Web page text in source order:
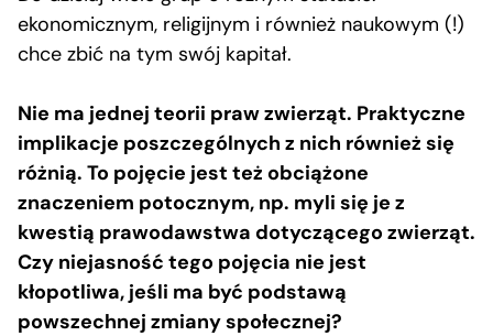
ekonomicznym, religijnym i również naukowym (!)
chce zbić na tym swój kapitał.
Nie ma jednej teorii praw zwierząt. Praktyczne
implikacje poszczególnych z nich również się
różnią. To pojęcie jest też obciążone
znaczeniem potocznym, np. myli się je z
kwestią prawodawstwa dotyczącego zwierząt.
Czy niejasność tego pojęcia nie jest
kłopotliwa, jeśli ma być podstawą
powszechnej zmiany społecznej?